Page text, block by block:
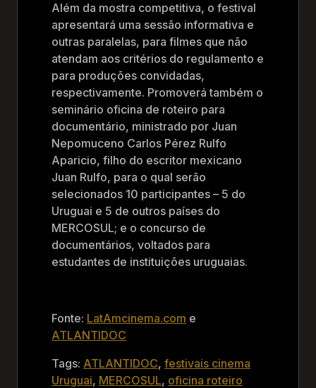
Além da mostra competitiva, o festival
apresentará uma sessão informativa e
outras paralelas, para filmes que não
atendam aos critérios do regulamento e
para produções convidadas,
respectivamente. Promoverá também o
seminário oficina de roteiro para
documentário, ministrado por Juan
Nepomuceno Carlos Pérez Rulfo
Aparicio, filho do escritor mexicano
Juan Rulfo, para o qual serão
selecionados 10 participantes – 5 do
Uruguai e 5 de outros países do
MERCOSUL; e o concurso de
documentários, voltados para
estudantes de instituições uruguaias.
Fonte: LatAmcinema.com e
ATLANTIDOC
Tags: ATLANTIDOC, festivais cinema
Uruguai, MERCOSUL, oficina roteiro